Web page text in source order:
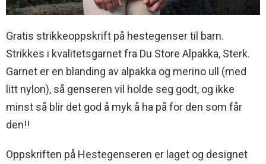
Gratis strikkeoppskrift på hestegenser til barn.
Strikkes i kvalitetsgarnet fra Du Store Alpakka, Sterk.
Garnet er en blanding av alpakka og merino ull (med
litt nylon), så genseren vil holde seg godt, og ikke
minst så blir det god å myk å ha på for den som får
den!!
Oppskriften på Hestegenseren er laget og designet